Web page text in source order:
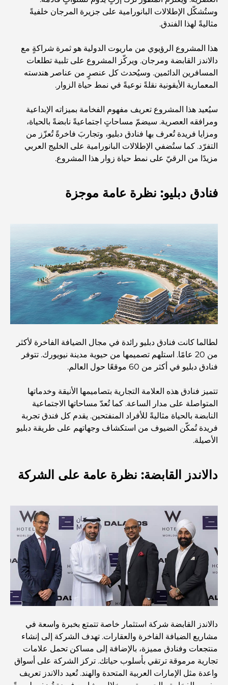
كيفية الحصول على قرض عقاري في دبي: الدليل الشامل
مخطط تلال الغاف الرئيسي: معيار جديد للحياة المتكاملة في
دبي
منازل متوافقة مع مبادئ فاستو: دليل عملي لتحقيق التوازن
والانسجام
أفضل شركات تنسيق الحدائق في دبي: تحويل المساحات
الخارجية
أفضل شركات نقل الأثاث في دبي: دليل شامل
نخلة جبل علي مقابل نخلة جميرا: مقارنة واضحة لمشتري
العقارات الأذكياء
استكشاف المواقع التاريخية في دبي: رحلة عبر الزمن
أفضل 7 مطاعم في خور دبي لتناول الطعام فيها
أفضل المدارس في دبي مارينا: دليل مناسب للعائلات
أفضل ملاعب الجولف للبطولات في دبي
أفضل مطاعم شرائح اللحم في دبي: دليل لعشاق اللحوم
أغلى دولة في العالم: تصنيف عالمي لتكاليف المعيشة
دليل صالات الرياضة في داماك هيلز: أفضل خيارات اللياقة
البدنية في المنطقة المحيطة
أفضل مراكز التسوق في دبي للتسوق والترفيه
أنشطة يمكنك القيام بها في مركز دبي المالي العالمي:
استكشف أكثر مناطق دبي حيوية
وستُشكّل الإطلالات البانورامية على جزيرة المرجان خلفيةً
مثاليةً لهذا الفندق.
هذا المشروع الرؤيوي من ماريوت الدولية هو ثمرة شراكةٍ مع
دالاندز القابضة ومرجان. ويركّز المشروع على تلبية تطلعات
المسافرين الدائمين. وسيُحدث كل عنصرٍ من عناصر هندسته
المعمارية الأيقونية نقلةً نوعيةً في نمط حياة الزوار.
سيُعيد هذا المشروع تعريف مفهوم الفخامة بميزاته الإبداعية
ومرافقه العصرية. سيضمّ مساحاتٍ اجتماعيةً نابضةً بالحياة،
ومزايا فريدة تُعرف بها فنادق دبليو، وتجاربَ فاخرةً تُعزّز من
التفرّد. كما ستُضفي الإطلالات البانورامية على الخليج العربي
مزيدًا من الرقيّ على نمط حياة زوار هذا المشروع.
فنادق دبليو: نظرة عامة موجزة
لطالما كانت فنادق دبليو رائدة في مجال الضيافة الفاخرة لأكثر
من 20 عامًا. استلهم تصميمها من حيوية مدينة نيويورك. تتوفر
فنادق دبليو في أكثر من 60 موقعًا حول العالم.
تتميز فنادق هذه العلامة التجارية بتصاميمها الأنيقة وخدماتها
المتواصلة على مدار الساعة. كما تُعدّ مساحاتها الاجتماعية
النابضة بالحياة مثاليةً للأفراد المنفتحين. يقدم كل فندق تجربة
فريدة تُمكّن الضيوف من استكشاف وجهاتهم على طريقة دبليو
الأصيلة.
دالاندز القابضة: نظرة عامة على الشركة
دالاندز القابضة شركة استثمار خاصة تتمتع بخبرة واسعة في
مشاريع الضيافة الفاخرة والعقارات. تهدف الشركة إلى إنشاء
منتجعات وفنادق مميزة، بالإضافة إلى مساكن تحمل علامات
تجارية مرموقة ترتقي بأسلوب حياتك. تركز الشركة على أسواق
واعدة مثل الإمارات العربية المتحدة والهند. تُعيد دالاندز تعريف